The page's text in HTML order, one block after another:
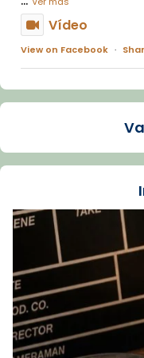
Vídeo
View on Facebook ·
La Carmina va
dos mesos, a
Recupera
tican News
07/carmina-
espana-
Foto